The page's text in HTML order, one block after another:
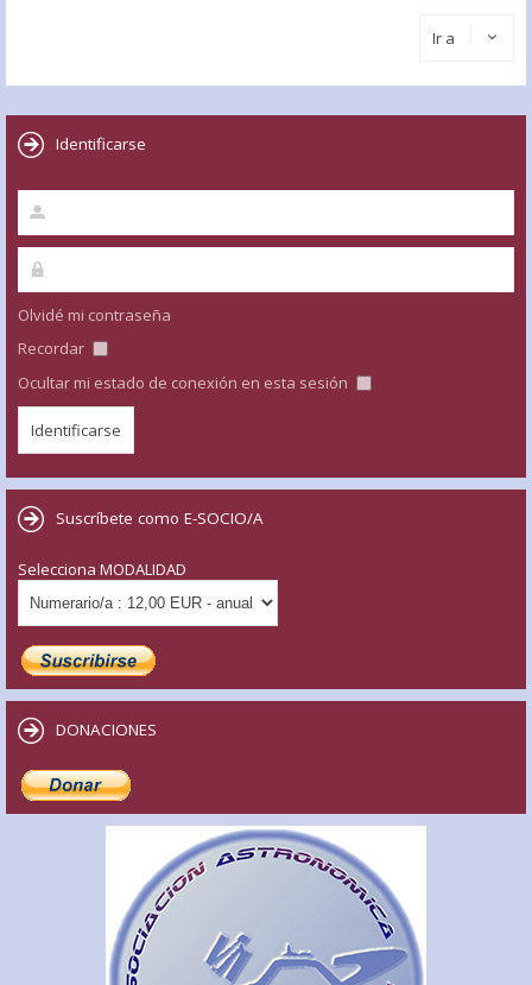
Ir a
Identificarse
Olvidé mi contraseña
Recordar
Ocultar mi estado de conexión en esta sesión
Suscríbete como E-SOCIO/A
Selecciona MODALIDAD
DONACIONES